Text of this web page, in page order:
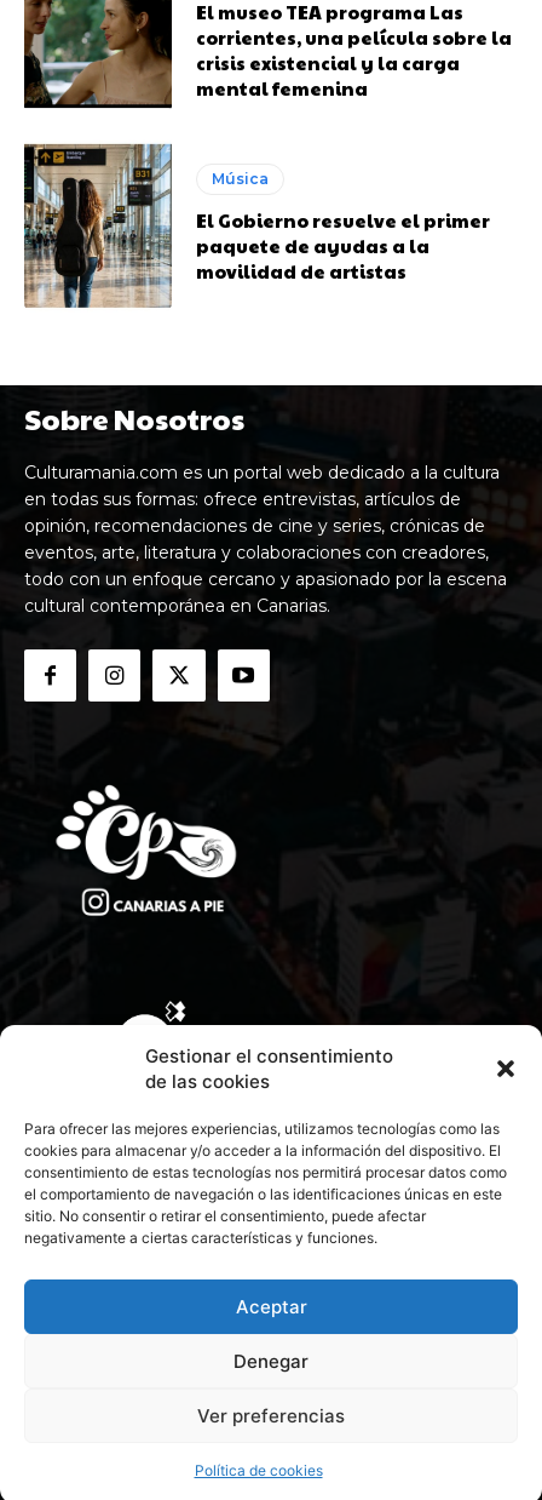
Gestionar el consentimiento
de las cookies
Para ofrecer las mejores experiencias, utilizamos tecnologías como las
cookies para almacenar y/o acceder a la información del dispositivo. El
consentimiento de estas tecnologías nos permitirá procesar datos como
el comportamiento de navegación o las identificaciones únicas en este
sitio. No consentir o retirar el consentimiento, puede afectar
negativamente a ciertas características y funciones.
Aceptar
Denegar
Ver preferencias
Política de cookies
El museo TEA programa Las
corrientes, una película sobre la
crisis existencial y la carga
mental femenina
Música
El Gobierno resuelve el primer
paquete de ayudas a la
movilidad de artistas
Sobre Nosotros
Culturamania.com es un portal web dedicado a la cultura
en todas sus formas: ofrece entrevistas, artículos de
opinión, recomendaciones de cine y series, crónicas de
eventos, arte, literatura y colaboraciones con creadores,
todo con un enfoque cercano y apasionado por la escena
cultural contemporánea en Canarias.
CONTACTA CON NOSOTROS
© 2026 Todos los derechos reservados. Culturamanía